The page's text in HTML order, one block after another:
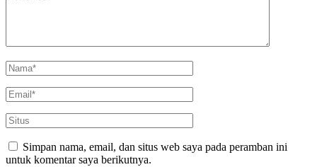
Simpan nama, email, dan situs web saya pada peramban ini
untuk komentar saya berikutnya.